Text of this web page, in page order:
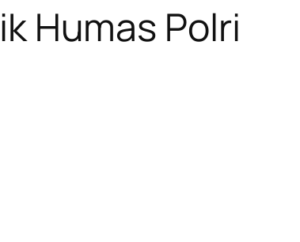
Humas Polri